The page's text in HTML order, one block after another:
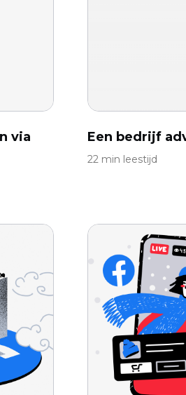
via
Een bedrijf
22 min leestijd